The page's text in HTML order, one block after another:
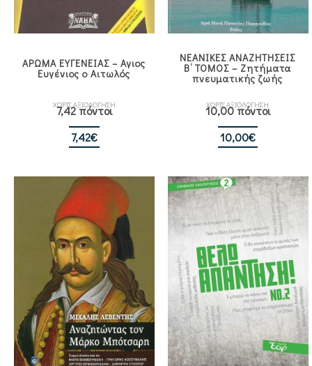
ΑΡΩΜΑ ΕΥΓΕΝΕΙΑΣ – Αγιος
Ευγένιος ο Αιτωλός
ΧΩΡΙΣ ΑΞΙΟΛΟΓΗΣΗ
7,42 πόντοι
7,42€
ΝΕΑΝΙΚΕΣ ΑΝΑΖΗΤΗΣΕΙΣ
Β’ ΤΟΜΟΣ – Ζητήματα
πνευματικής ζωής
ΧΩΡΙΣ ΑΞΙΟΛΟΓΗΣΗ
10,00 πόντοι
10,00€